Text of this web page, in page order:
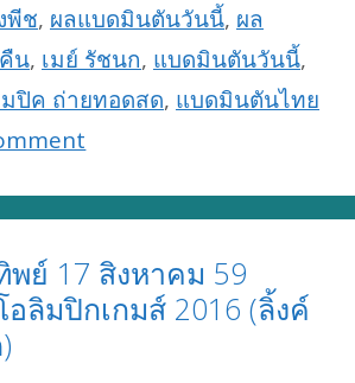
พีช, ผลแบดมินตันวันนี้, ผล
น, เมย์ รัชนก, แบดมินตันวันนี้,
ปิค ถ่ายทอดสด, แบดมินตันไทย
ย์ 17 สิงหาคม 59
ลิมปิกเกมส์ 2016 (ลิ้งค์